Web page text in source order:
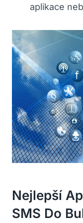
aplikace
Nejlepší
‍SMS ⁤do